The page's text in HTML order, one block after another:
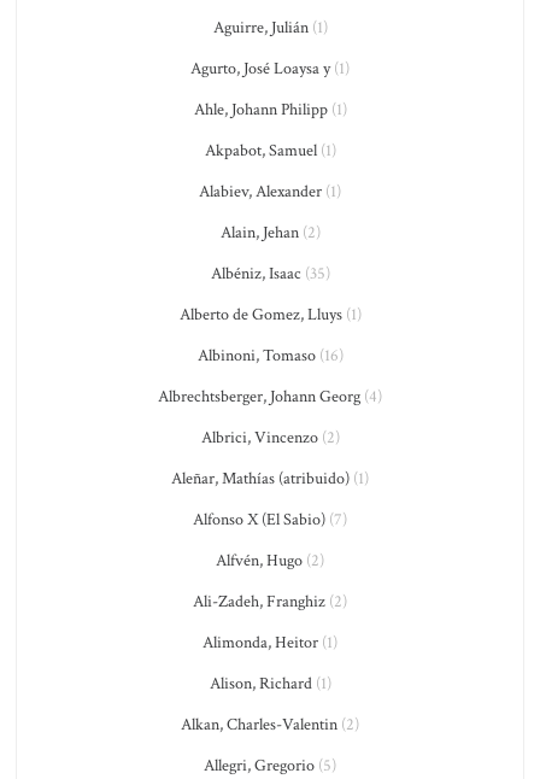
Aguirre, Julián(1)
Agurto, José Loaysa y(1)
Ahle, Johann Philipp(1)
Akpabot, Samuel(1)
Alabiev, Alexander (1)
Alain, Jehan(2)
Albéniz, Isaac (35)
Alberto de Gomez, Lluys(1)
Albinoni, Tomaso(16)
Albrechtsberger, Johann Georg (4)
Albrici, Vincenzo(2)
Aleñar, Mathías (atribuido) (1)
Alfonso X (El Sabio) (7)
Alfvén, Hugo (2)
Ali-Zadeh, Franghiz (2)
Alimonda, Heitor (1)
Alison, Richard(1)
Alkan, Charles-Valentin (2)
Allegri, Gregorio (5)